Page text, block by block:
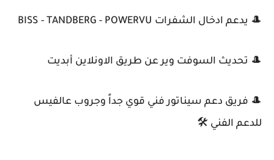
🎩 يدعم ادخال الشفرات BISS - TANDBERG - POWERVU
🎩 تحديث السوفت وير عن طريق الاونلاين أبديت
🎩 فريق دعم سيناتور فني قوي جداً وجروب عالفيس
للدعم الفني 🛠